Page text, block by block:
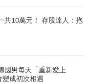
共10萬元！ 存股達人：抱
國男每天「重新愛上
成初次相遇